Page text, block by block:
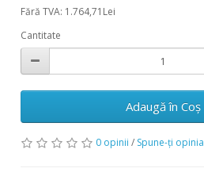
Fără TVA: 1.764,71Lei
Cantitate
Adaugă în Coş
0 opinii / Spune-ţi opinia